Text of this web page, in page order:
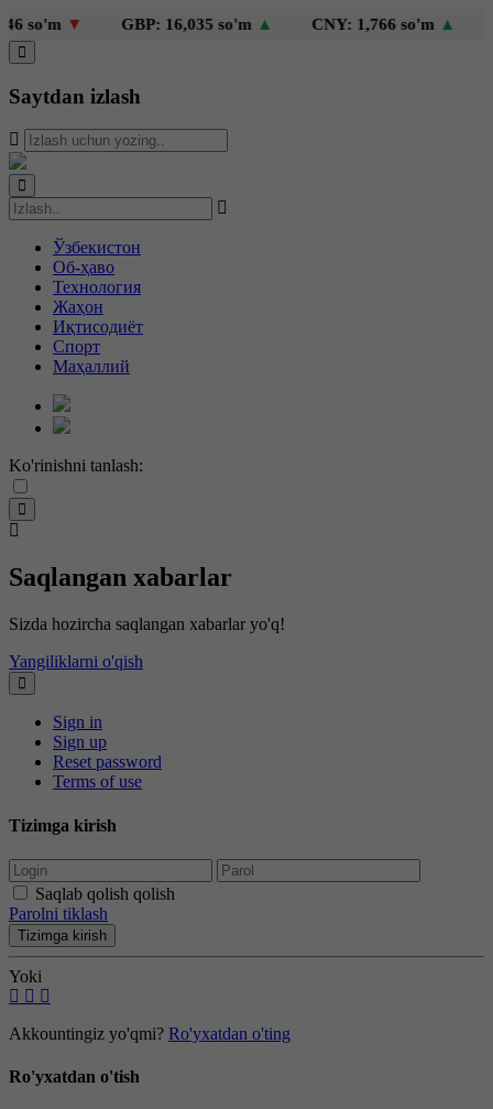
▼ GBP: 16,035 so'm▲ CNY: 1,766 so'm▲
Saytdan izlash
Ўзбекистон
Об-ҳаво
Технология
Жаҳон
Иқтисодиёт
Спорт
Маҳаллий
Ko'rinishni tanlash:
Saqlangan xabarlar
Sizda hozircha saqlangan xabarlar yo'q!
Yangiliklarni o'qish
Sign in
Sign up
Reset password
Terms of use
Tizimga kirish
Saqlab qolish qolish
Parolni tiklash
Tizimga kirish
Yoki
Akkountingiz yo'qmi? Ro'yxatdan o'ting
Ro'yxatdan o'tish